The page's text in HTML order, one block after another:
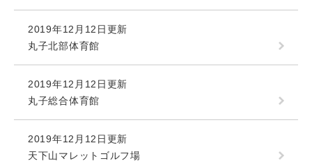
2019年12月12日更新
丸子北部体育館
2019年12月12日更新
丸子総合体育館
2019年12月12日更新
天下山マレットゴルフ場